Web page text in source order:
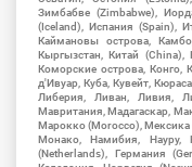
Зимбабве (Zimbabwe),
(Iceland), Испания (Spain),
Каймановы острова,
Кыргызстан, Китай
Коморские острова, Конго,
д'Ивуар, Куба, Кувейт,
Либерия, Ливан, Ливия,
Мавритания, Мадагаскар,
Марокко (Morocco),
Монако, Намибия, Науру,
(Netherlands), Германия